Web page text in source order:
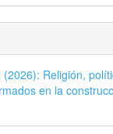
(2026): Religión,
en la